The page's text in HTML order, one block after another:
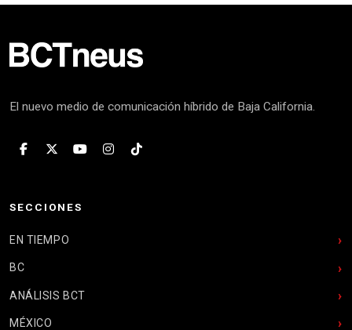
El nuevo medio de comunicación híbrido de Baja California.
SECCIONES
EN TIEMPO
BC
ANÁLISIS BCT
MÉXICO